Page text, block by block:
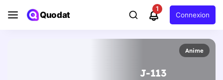
Quodat
1
Connexion
Anime
J-113